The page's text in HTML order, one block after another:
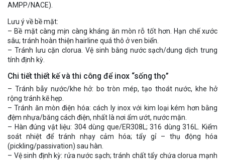
AMPP/NACE).
Lưu ý về bề mặt:
– Bề mặt càng mịn càng kháng ăn mòn rỗ tốt hơn. Hạn chế xước
sâu; tránh hoàn thiện hairline quá thô ở ven biển.
– Tránh lưu cặn clorua. Vệ sinh bằng nước sạch/dung dịch trung
tính định kỳ.
Chi tiết thiết kế và thi công để inox “sống thọ”
– Tránh bẫy nước/khe hở: bo tròn mép, tạo thoát nước, khe hở
rộng tránh kẽ hẹp.
– Tránh ăn mòn điện hóa: cách ly inox với kim loại kém hơn bằng
đệm nhựa/băng cách điện, nhất là nơi ẩm ướt, nước mặn.
– Hàn đúng vật liệu: 304 dùng que/ER308L; 316 dùng 316L. Kiểm
soát nhiệt để tránh nhạy cảm hóa; tẩy gỉ – thụ động hóa
(pickling/passivation) sau hàn.
– Vệ sinh định kỳ: rửa nước sạch; tránh chất tẩy chứa clorua mạnh